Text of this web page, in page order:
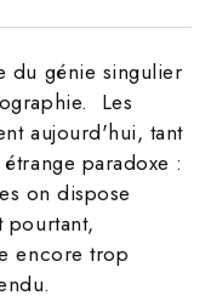
du génie singulier
Les
aujourd'hui, tant
paradoxe :
on dispose
pourtant,
encore trop